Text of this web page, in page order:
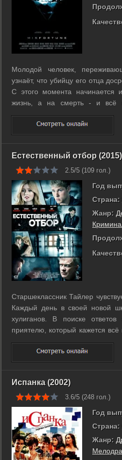
Молодой человек,
узнаёт, что убийцу его отца
С этого момента начинается
жизнь, а на смерть - и всё
наследства. ...
Естественный отбор (2015)
2.5/5 (109 гол.)
Год
Страна:
Жанр:
Старшеклассник Тайлер
Каждый день в своей новой
хулиганов. В поиске
приятелю, который кажется
обнаруживает, что оказался в
ситуацию, которую он не сможет
Испанка (2002)
3.6/5 (248 гол.)
Год
Страна:
Жанр: